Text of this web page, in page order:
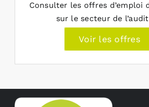
Consulter les offres d’emploi
sur le secteur de
Voir les offres